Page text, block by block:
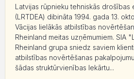
Latvijas rūpnieku tehniskās
(LRTDEA) dibināta 1994. gada 13.
Vācijas lielākās atbilstības
Rheinland meitas uzņēmumiem. SIA
Rheinland grupa sniedz saviem
atbilstības novērtēšanas
šādas struktūrvienības Iekārtu...